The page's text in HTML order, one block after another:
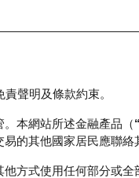
教室
聲明及條款約束。
本網站所述金融產品（
的其他國家居民應聯絡
方式使用任何部分或